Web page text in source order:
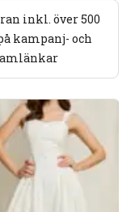
inkl. över 500
kampanj- och